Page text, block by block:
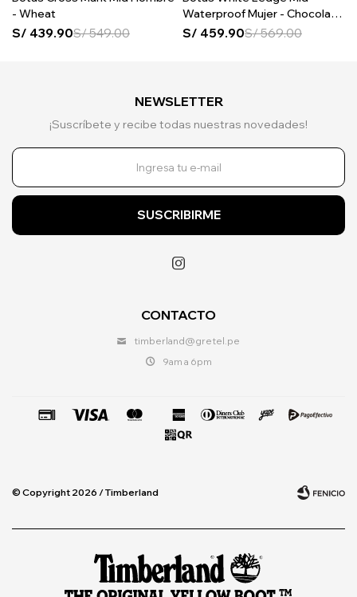
- Wheat
S/ 439.90S/549.00
Waterproof Mujer - Chocolate
Brown
S/ 459.90S/569.00
CONTACTO
timberland@gretel.pe
9am a 6pm
NEWSLETTER
¡Suscríbete y recibe todas nuestras novedades!
SUSCRIBIRME

© Copyright 2026 / Timberland